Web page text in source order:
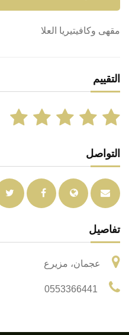
مقهى وكافيتيريا العلا
التقييم
التواصل
تفاصيل
عجمان، مزيرع